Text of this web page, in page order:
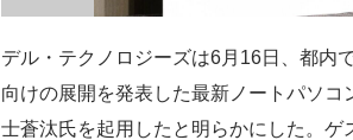
デル・テクノロジーズは6月16日、都内
向けの展開を発表した最新ノートパソ
士蒼汰氏を起用したと明らかにした。